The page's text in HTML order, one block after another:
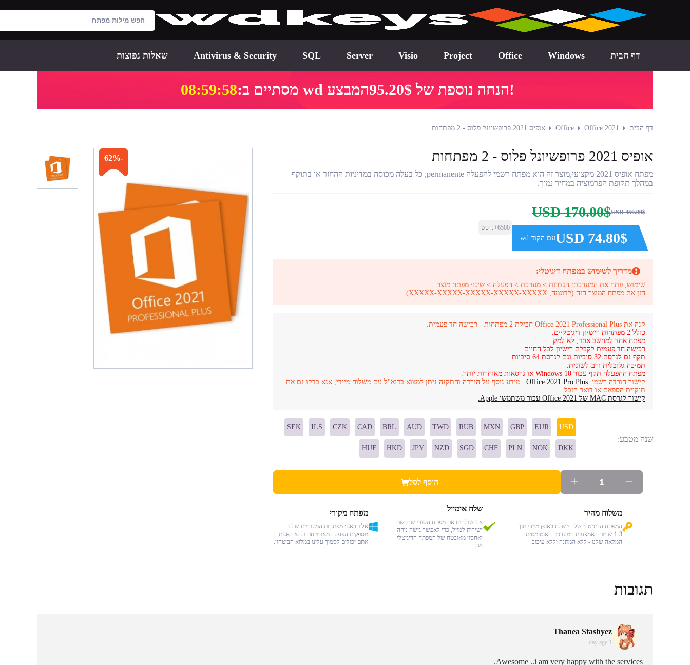
דף הבית Windows
Office
Project
Visio
Server
SQL
Antivirus & Security שאלות נפוצות
!הנחה נוספת של 95.20$המבצע wd מסתיים ב: 08:59:57
דף הבית Office Office 2021 אופיס 2021 פרופשיונל פלוס - 2 מפתחות
-62% אופיס 2021 פרופשיונל פלוס - 2 מפתחות
מפתח אופיס 2021 מקצועי,מוצר זה הוא מפתח רשמי להפעלה permanente, כל בעלה מכוסה במדיניות ההחזר או בתוקף
במהלך תקופת הפרמוציה במחיר נמוך.
USD 450.99$
USD 170.00$
USD 74.80$עם הקוד wd
6500+נרכש
מדריך לשימוש במפתח דיגיטלי:
שימוש, פתח את המערכת: הגדרות > מערכת > הפעלה > שינוי מפתח מוצר
הזן את מפתח המוצר הזה (לדוגמה, XXXXX-XXXXX-XXXXX-XXXXX-XXXXX)
קנה את Office 2021 Professional Plus חבילת 2 מפתחות - רכישה חד פעמית.
כולל 2 מפתחות רישיון דיגיטליים.
מפתח אחד למחשב אחד, לא למק.
רכישה חד פעמית לקבלת רישיון לכל החיים.
תקף גם לגרסת 32 סיביות וגם לגרסת 64 סיביות.
תמיכה גלובלית ורב-לשונית.
מפתח ההפעלה תקף עבור Windows 10 או גרסאות מאוחרות יותר.
קישור הורדה רשמי: Office 2021 Pro Plus . מידע נוסף על הורדה והתקנה ניתן למצוא בדוא"ל עם משלוח מיידי, אנא בדקו גם את
תיקיית הספאם או דואר הזבל.
קישור לגרסת MAC של Office 2021 עבור משתמשי Apple.
שנה מטבע:
USD
EUR
GBP
MXN
RUB
TWD
AUD
BRL
CAD
CZK
ILS
SEK
DKK
NOK
PLN
CHF
SGD
NZD
JPY
HKD
HUF
הוסף לסל
משלוח מהיר
המפתח הדיגיטלי שלך יישלח באופן מיידי תוך
1-3 שניות באמצעות המערכת האוטומטית
המלאה שלנו - ללא המתנה וללא עיכוב.
שלח אימייל
אנו שולחים את מפתח הסודי שרכשת
ישירות למייל, כדי לאפשר גישה נוחה
ואחסון מאובטח של המפתח הדיגיטלי
שלך.
מפתח מקורי
אל תדאגו: מפתחות המקוריים שלנו
מספקים הפעלה מאובטחת וללא דאגות,
אתם יכולים לסמוך עלינו במלוא הביטחון.
תגובות
Thanea Stashyez
1 day age
Awesome ..i am very happy with the services.